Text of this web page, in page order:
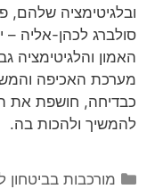
ובלגיטימציה שלהם,
סולברג לכהן-אליה
האמון והלגיטימציה
מערכת האכיפה
כבדיחה, חושפת את
להמשיך ולהכות בה.
קטגוריות
מורכבות בביטחון